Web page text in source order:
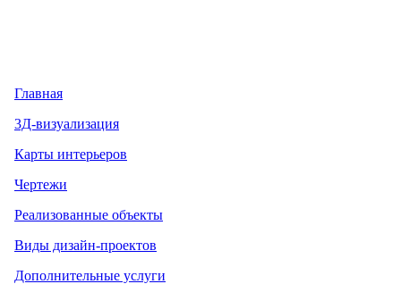
Главная
3Д-визуализация
Карты интерьеров
Чертежи
Реализованные объекты
Виды дизайн-проектов
Дополнительные услуги